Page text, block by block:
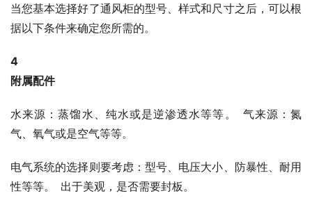
当您基本选择好了通风柜的型号、样式和尺寸之后，可以根
据以下条件来确定您所需的。
4
附属配件
水来源：蒸馏水、纯水或是逆渗透水等等。 气来源：氮
气、氧气或是空气等等。
电气系统的选择则要考虑：型号、电压大小、防暴性、耐用
性等等。 出于美观，是否需要封板。